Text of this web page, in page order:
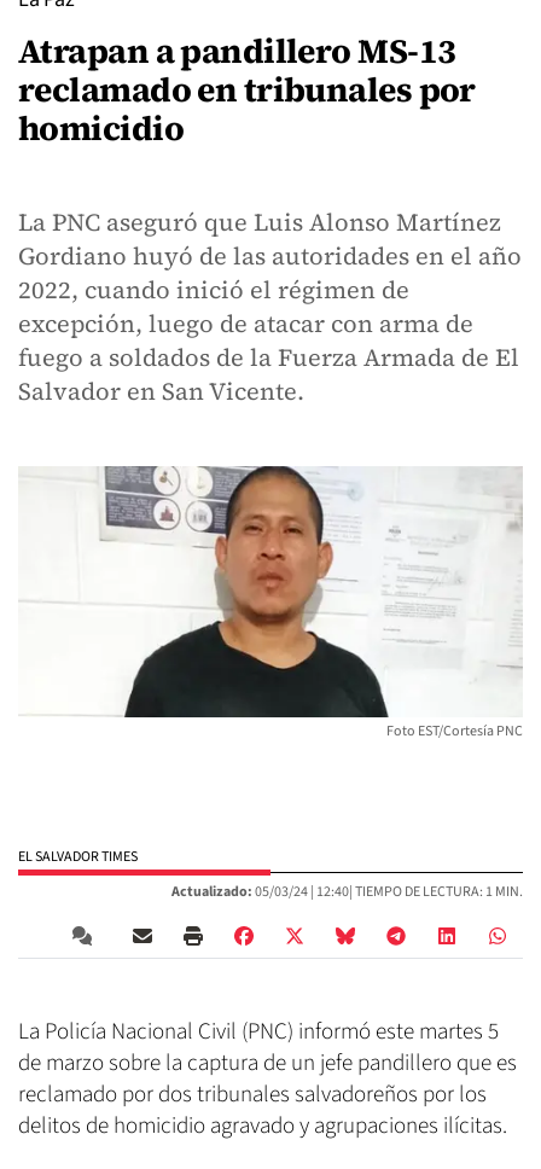
Atrapan a pandillero MS-13
reclamado en tribunales por
homicidio
La PNC aseguró que Luis Alonso Martínez
Gordiano huyó de las autoridades en el año
2022, cuando inició el régimen de
excepción, luego de atacar con arma de
fuego a soldados de la Fuerza Armada de El
Salvador en San Vicente.
Foto EST/Cortesía PNC
EL SALVADOR TIMES
Actualizado:05/03/24 | 12:40| TIEMPO DE LECTURA: 1 MIN.
La Policía Nacional Civil (PNC) informó este martes 5
de marzo sobre la captura de un jefe pandillero que es
reclamado por dos tribunales salvadoreños por los
delitos de homicidio agravado y agrupaciones ilícitas.